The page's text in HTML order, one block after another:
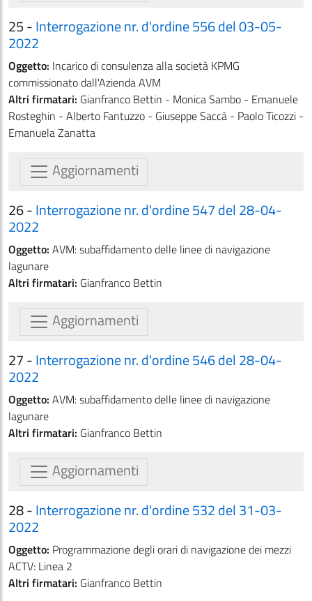
25 -Interrogazione nr. d'ordine 556 del 03-05-
2022
Oggetto: Incarico di consulenza alla società KPMG
commissionato dall'Azienda AVM
Altri firmatari: Gianfranco Bettin - Monica Sambo - Emanuele
Rosteghin - Alberto Fantuzzo - Giuseppe Saccà - Paolo Ticozzi -
Emanuela Zanatta
Aggiornamenti
26 -Interrogazione nr. d'ordine 547 del 28-04-
2022
Oggetto: AVM: subaffidamento delle linee di navigazione
lagunare
Altri firmatari: Gianfranco Bettin
Aggiornamenti
27 -Interrogazione nr. d'ordine 546 del 28-04-
2022
Oggetto: AVM: subaffidamento delle linee di navigazione
lagunare
Altri firmatari: Gianfranco Bettin
Aggiornamenti
28 -Interrogazione nr. d'ordine 532 del 31-03-
2022
Oggetto: Programmazione degli orari di navigazione dei mezzi
ACTV: Linea 2
Altri firmatari: Gianfranco Bettin